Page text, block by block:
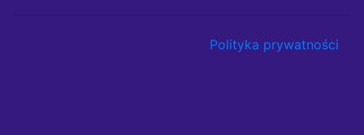
Polityka prywatności